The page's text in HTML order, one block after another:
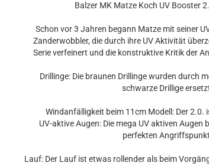
Balzer MK Matze Koch UV Booster
Schon vor 3 Jahren begann Matze mit seiner
Zanderwobbler, die durch ihre UV Aktivität
Serie verfeinert und die konstruktive Kritik der
Drillinge: Die braunen Drillinge wurden durch
schwarze Drillige
Windanfälligkeit beim 11cm Modell: Der 2.0.
UV-aktive Augen: Die mega UV aktiven Augen
perfekten
Lauf: Der Lauf ist etwas rollender als beim